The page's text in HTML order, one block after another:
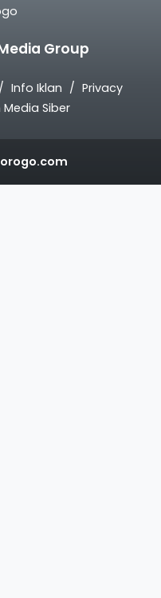
Group
Info Iklan
Privacy
Siber